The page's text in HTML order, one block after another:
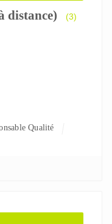
distance) (3)
Qualité